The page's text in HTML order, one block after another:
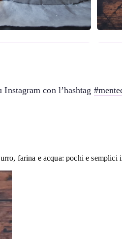
con l’hashtag
farina e acqua: pochi e semplici